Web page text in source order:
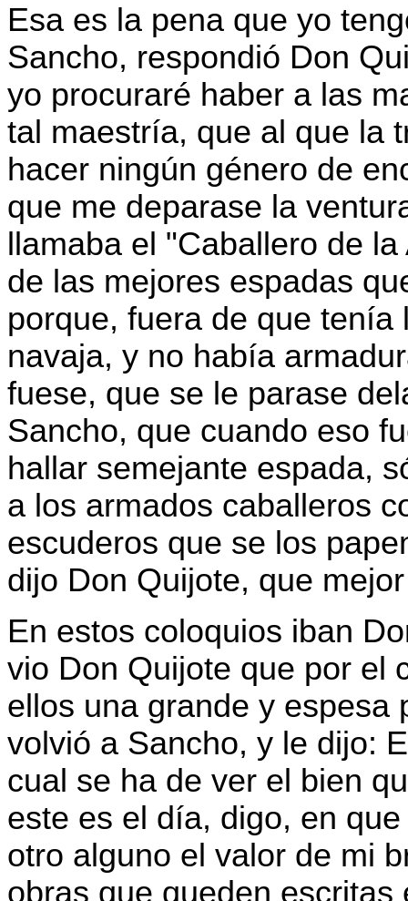
Esa es la pena que yo
Sancho, respondió Don
yo procuraré haber a las
tal maestría, que al que la
hacer ningún género de
que me deparase la
llamaba el "Caballero de
de las mejores espadas
porque, fuera de que
navaja, y no había
fuese, que se le parase
Sancho, que cuando eso
hallar semejante espada,
a los armados caballeros
escuderos que se los
dijo Don Quijote, que
En estos coloquios iban
vio Don Quijote que por el
ellos una grande y espesa
volvió a Sancho, y le dijo:
cual se ha de ver el bien
este es el día, digo, en
otro alguno el valor de mi
obras que queden